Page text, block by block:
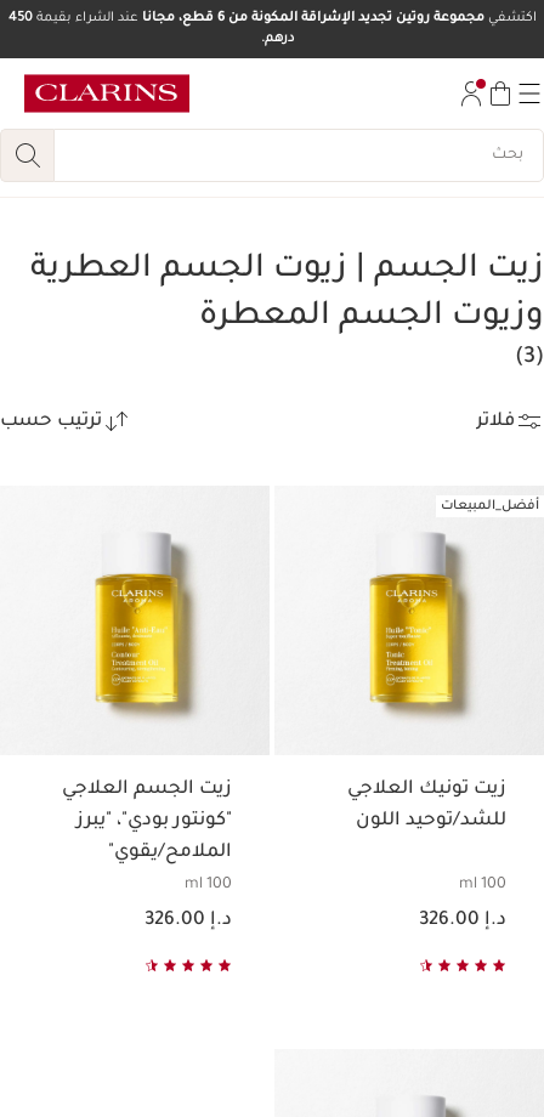
انتقل إلى أسفل الصفحة
اكتشفيمجموعة روتين تجديد الإشراقة المكونة من 6 قطع، مجانا عند الشراء بقيمة450
درهم.
زيت الجسم | زيوت الجسم العطرية
وزيوت الجسم المعطرة
(3)
فلاتر ترتيب حسب
أفضل_المبيعات
زيت تونيك العلاجي
للشد/توحيد اللون
100 ml
السعر الحالي هو د.إ 326.00
د.إ 326.00
زيت الجسم العلاجي
"كونتور بودي"، "يبرز
الملامح/يقوي"
100 ml
السعر الحالي هو د.إ 326.00
د.إ 326.00